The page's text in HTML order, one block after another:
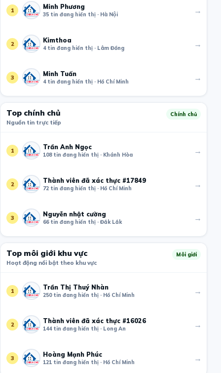
1 Minh Phương
35 tin đang hiển thị · Hà Nội →
2 Kimthoa
4 tin đang hiển thị · Lâm Đồng →
3 Minh Tuấn
4 tin đang hiển thị · Hồ Chí Minh →
Top chính chủ
Nguồn tin trực tiếp
Chính chủ
1 Trần Anh Ngọc
108 tin đang hiển thị · Khánh Hòa →
2 Thành viên đã xác thực #17849
72 tin đang hiển thị · Hồ Chí Minh →
3 Nguyễn nhật cường
66 tin đang hiển thị · Đắk Lắk →
Top môi giới khu vực
Hoạt động nổi bật theo khu vực
Môi giới
1 Trần Thị Thuý Nhàn
250 tin đang hiển thị · Hồ Chí Minh →
2 Thành viên đã xác thực #16026
144 tin đang hiển thị · Long An →
3 Hoàng Mạnh Phúc
121 tin đang hiển thị · Hồ Chí Minh →